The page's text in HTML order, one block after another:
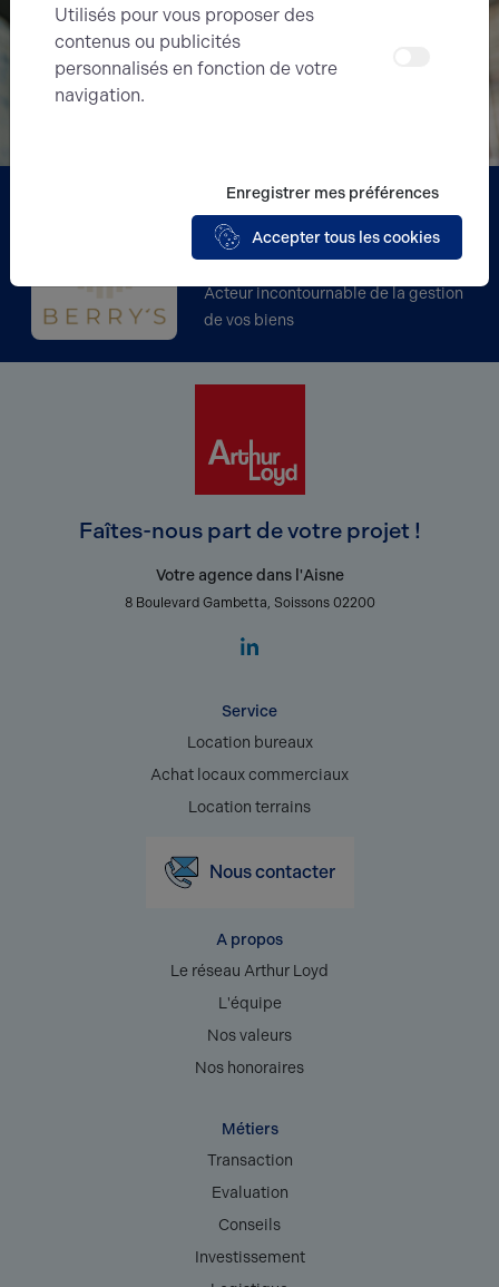
Partenaire
BERRY'S
Acteur incontournable de la gestion
de vos biens
Faîtes-nous part de votre projet !
Votre agence dans l'Aisne
8 Boulevard Gambetta, Soissons 02200
Service
Location bureaux
Achat locaux commerciaux
Location terrains
Nous contacter
A propos
Le réseau Arthur Loyd
L'équipe
Nos valeurs
Nos honoraires
Métiers
Transaction
Evaluation
Conseils
Investissement
Utilisés pour vous proposer des
contenus ou publicités
personnalisés en fonction de votre
navigation.
Enregistrer mes préférences
Accepter tous les cookies